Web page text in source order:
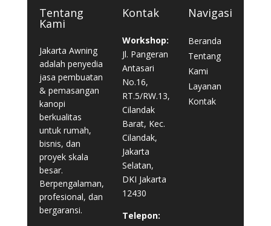
Tentang
Kami
Jakarta Awning
adalah penyedia
jasa pembuatan
& pemasangan
kanopi
berkualitas
untuk rumah,
bisnis, dan
proyek skala
besar.
Berpengalaman,
profesional, dan
bergaransi.
Kontak
Workshop:
Jl. Pangeran
Antasari
No.16,
RT.5/RW.13,
Cilandak
Barat, Kec.
Cilandak,
Jakarta
Selatan,
DKI Jakarta
12430
Telepon:
Navigasi
Beranda
Tentang
Kami
Layanan
Kontak